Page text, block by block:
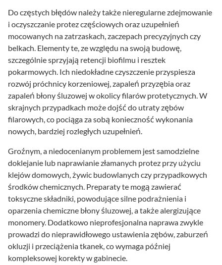
Do częstych błędów należy także nieregularne zdejmowanie
i oczyszczanie protez częściowych oraz uzupełnień
mocowanych na zatrzaskach, zaczepach precyzyjnych czy
belkach. Elementy te, ze względu na swoją budowę,
szczególnie sprzyjają retencji biofilmu i resztek
pokarmowych. Ich niedokładne czyszczenie przyspiesza
rozwój próchnicy korzeniowej, zapaleń przyzębia oraz
zapaleń błony śluzowej w okolicy filarów protetycznych. W
skrajnych przypadkach może dojść do utraty zębów
filarowych, co pociąga za sobą konieczność wykonania
nowych, bardziej rozległych uzupełnień.
Groźnym, a niedocenianym problemem jest samodzielne
doklejanie lub naprawianie złamanych protez przy użyciu
klejów domowych, żywic budowlanych czy przypadkowych
środków chemicznych. Preparaty te mogą zawierać
toksyczne składniki, powodujące silne podrażnienia i
oparzenia chemiczne błony śluzowej, a także alergizujące
monomery. Dodatkowo nieprofesjonalna naprawa zwykle
prowadzi do nieprawidłowego ustawienia zębów, zaburzeń
okluzji i przeciążenia tkanek, co wymaga później
kompleksowej korekty w gabinecie.